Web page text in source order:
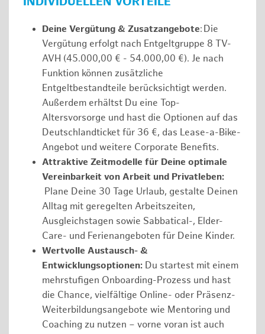
Deine Vergütung & Zusatzangebote: Die
Vergütung erfolgt nach Entgeltgruppe 8 TV-
AVH (45.000,00 € - 54.000,00 €). Je nach
Funktion können zusätzliche
Entgeltbestandteile berücksichtigt werden.
Außerdem erhältst Du eine Top-
Altersvorsorge und hast die Optionen auf das
Deutschlandticket für 36 €, das Lease-a-Bike-
Angebot und weitere Corporate Benefits.
Attraktive Zeitmodelle für Deine optimale
Vereinbarkeit von Arbeit und Privatleben:
Plane Deine 30 Tage Urlaub, gestalte Deinen
Alltag mit geregelten Arbeitszeiten,
Ausgleichstagen sowie Sabbatical-, Elder-
Care- und Ferienangeboten für Deine Kinder.
Wertvolle Austausch- &
Entwicklungsoptionen: Du startest mit einem
mehrstufigen Onboarding-Prozess und hast
die Chance, vielfältige Online- oder Präsenz-
Weiterbildungsangebote wie Mentoring und
Coaching zu nutzen – vorne voran ist auch